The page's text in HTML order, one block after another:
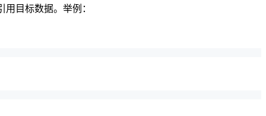
用目标数据。举例：